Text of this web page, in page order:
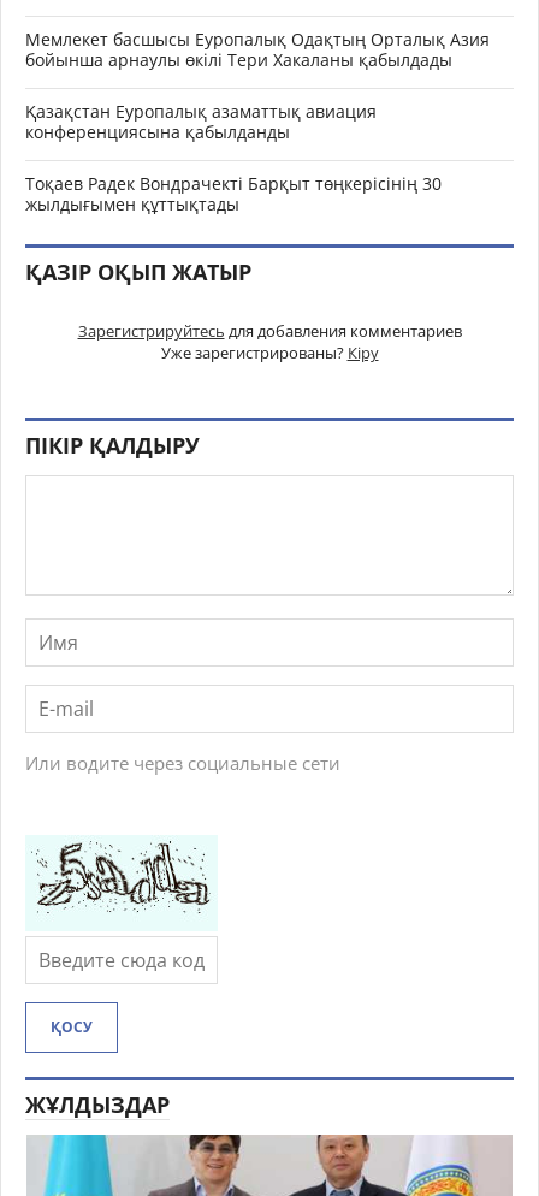
Мемлекет басшысы Еуропалық Одақтың Орталық Азия
бойынша арнаулы өкілі Тери Хакаланы қабылдады
Қазақстан Еуропалық азаматтық авиация
конференциясына қабылданды
Тоқаев Радек Вондрачекті Барқыт төңкерісінің 30
жылдығымен құттықтады
ҚАЗІР ОҚЫП ЖАТЫР
Зарегистрируйтесь для добавления комментариев
Уже зарегистрированы? Кіру
ПІКІР ҚАЛДЫРУ
Или водите через социальные сети
ҚОСУ
ЖҰЛДЫЗДАР